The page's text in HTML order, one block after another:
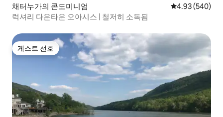
채터누가의 콘도미니엄 평점 4.93점(5
4.93 (540)
럭셔리 다운타운 오아시스 | 철저히 소독됨
게스트 선호
게스트 선호